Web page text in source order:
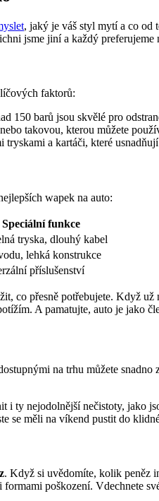
, jaký je váš styl mytí a co od
jsme jiní a každý
faktorů:
150 barů jsou skvělé pro
takovou, kterou můžete
a kartáči, které
wapek na auto:
Speciální funkce
tryska, dlouhý kabel
lehká konstrukce
příslušenství
co přesně potřebujete. Když
A pamatujte, auto je jako
na trhu můžete
i ty nejodolnější nečistoty, jako
se měli na víkend pustit do
. Když si uvědomíte, kolik peněz
poškození. Vdechnete